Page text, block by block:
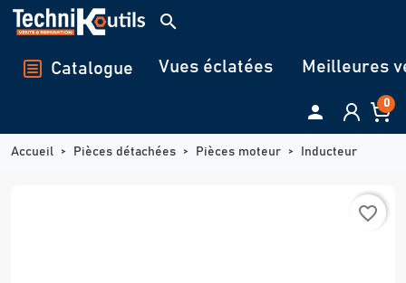
Panneau de gestion des cookies
search
Catalogue Vues éclatées Meilleures
 0
Accueil Pièces détachées Pièces moteur Inducteur
favorite_border